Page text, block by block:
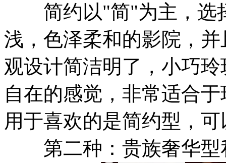
简约以"简"为主，选
浅，色泽柔和的影院，
观设计简洁明了，小巧
自在的感觉，非常适合
用于喜欢的是简约型，
第二种：贵族奢华型